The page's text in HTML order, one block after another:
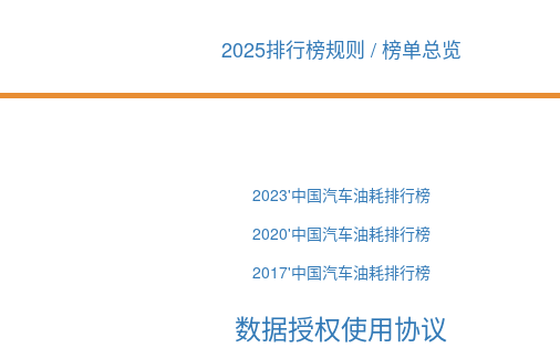
2025排行榜规则 / 榜单总览
2023'中国汽车油耗排行榜
2020'中国汽车油耗排行榜
2017'中国汽车油耗排行榜
数据授权使用协议